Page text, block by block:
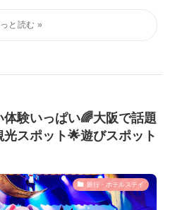
体験いっぱい🌈大阪で話題
スポット🌟遊びスポット
旅行・ホテルステイ